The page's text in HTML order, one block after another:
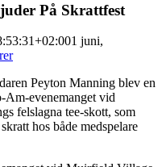
På Skrattfest
1 juni,
Peyton Manning blev en
Am-evenemanget vid
felslagna tee-skott, som
hos både medspelare